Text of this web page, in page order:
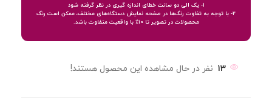
1- یک الی دو سانت خطای اندازه گیری در نظر گرفته شود
2- با توجه به تفاوت رنگ‌ها در صفحه نمایش دستگاه‌های مختلف، ممکن است رنگ
محصولات در تصویر تا 10٪ با واقعیت متفاوت باشد.
13 نفر در حال مشاهده این محصول هستند!